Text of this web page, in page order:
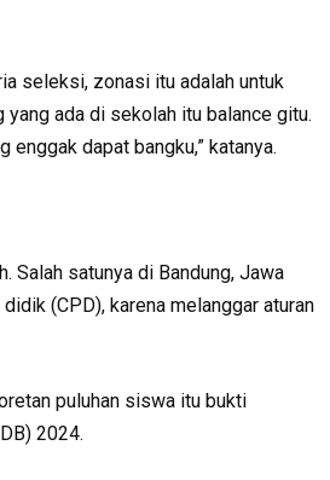
seleksi, zonasi itu adalah untuk
ada di sekolah itu balance gitu.
dapat bangku,” katanya.
Salah satunya di Bandung, Jawa
(CPD), karena melanggar aturan
puluhan siswa itu bukti
2024.